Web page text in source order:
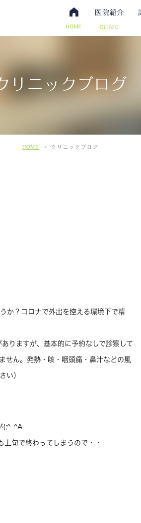
HOME
医院紹介
CLINIC
療時間 スタッフ募集
ついて 日帰り手術（内視鏡
ワクチン・予防接種
リニックブログ
HOME クリニックブログ
か？コロナで外出を控える環境下で精
りますが、基本的に予約なしで診察して
せん。発熱・咳・咽頭痛・鼻汁などの風
い）
(;^_^A
旬で終わってしまうので・・